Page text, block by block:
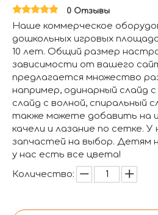
0 Отзывы
Наше коммерческое
дошкольных игровых
10 лет. Общий размер
зависимости от вашего
предлагается множество
например, одинарный слайд с
слайд с волной, спиральный
также можете добавить на
качели и лазание по сетке.
запчастей на выбор. Детям
у нас есть все цвета!
Количество: